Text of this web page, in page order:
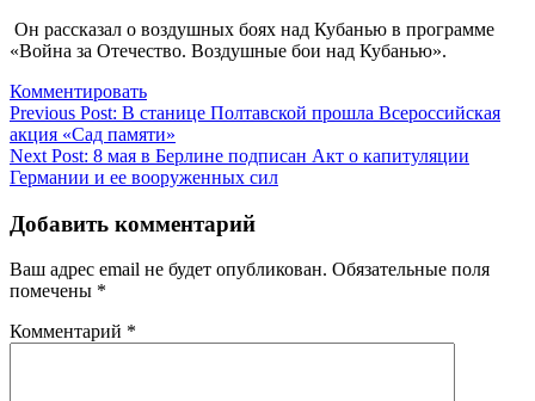
Он рассказал о воздушных боях над Кубанью в программе
«Война за Отечество. Воздушные бои над Кубанью».
Комментировать
Навигация
по
записям
Previous Post: В станице Полтавской прошла Всероссийская
акция «Сад памяти»
Next Post: 8 мая в Берлине подписан Акт о капитуляции
Германии и ее вооруженных сил
Добавить комментарий
Ваш адрес email не будет опубликован. Обязательные поля
помечены *
Комментарий *